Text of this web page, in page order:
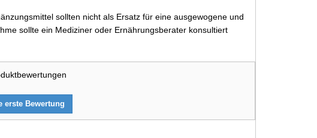
sollten nicht als Ersatz für eine ausgewogene und
sollte ein Mediziner oder Ernährungsberater konsultiert
erste Bewertung